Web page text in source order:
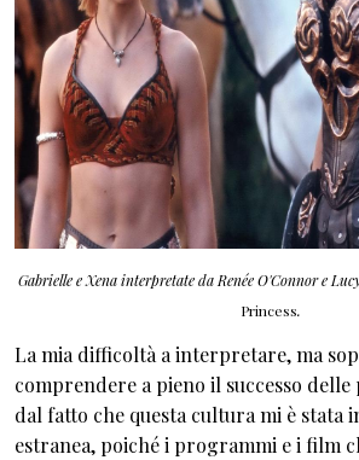
Gabrielle e Xena interpretate da Renée O'Connor e
Princess.
La mia difficoltà a interpretare, ma
comprendere a pieno il successo delle
dal fatto che questa cultura mi è stata
estranea, poiché i programmi e i film